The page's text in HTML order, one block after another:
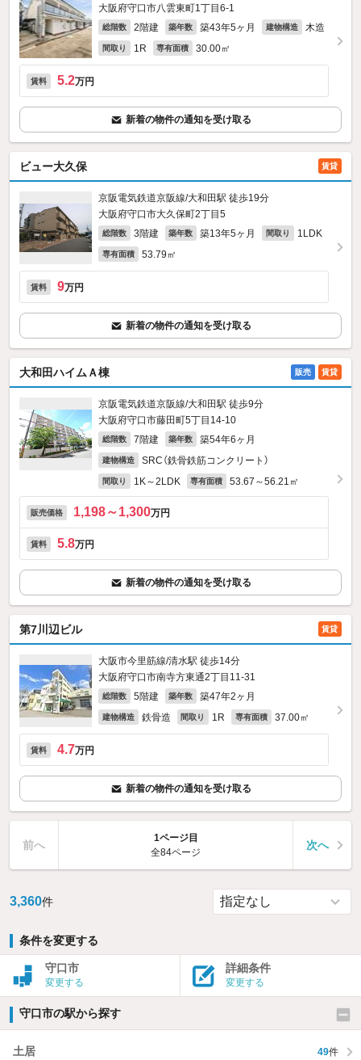
大阪府守口市八雲東町1丁目6-1
総階数 2階建 築年数 築43年5ヶ月 建物構造 木造
間取り 1R 専有面積 30.00㎡
賃料 5.2万円
新着の物件の通知を受け取る
ビュー大久保 賃貸
京阪電気鉄道京阪線/大和田駅 徒歩19分
大阪府守口市大久保町2丁目5
総階数 3階建 築年数 築13年5ヶ月 間取り 1LDK
専有面積 53.79㎡
賃料 9万円
新着の物件の通知を受け取る
大和田ハイムＡ棟 販売 賃貸
京阪電気鉄道京阪線/大和田駅 徒歩9分
大阪府守口市藤田町5丁目14-10
総階数 7階建 築年数 築54年6ヶ月
建物構造 SRC（鉄骨鉄筋コンクリート）
間取り 1K～2LDK 専有面積 53.67～56.21㎡
販売価格 1,198～1,300万円
賃料 5.8万円
新着の物件の通知を受け取る
第7川辺ビル 賃貸
大阪市今里筋線/清水駅 徒歩14分
大阪府守口市南寺方東通2丁目11-31
総階数 5階建 築年数 築47年2ヶ月
建物構造 鉄骨造 間取り 1R 専有面積 37.00㎡
賃料 4.7万円
新着の物件の通知を受け取る
前へ
1ページ目
全84ページ
次へ
3,360件
条件を変更する
守口市
変更する
詳細条件
変更する
守口市の駅から探す
土居 49件